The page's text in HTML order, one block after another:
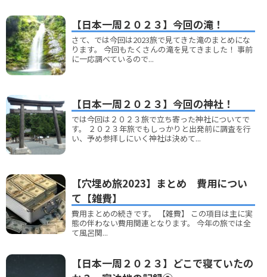
【日本一周２０２３】今回の滝！
さて、では今回は2023旅で見てきた滝のまとめにな
ります。 今回もたくさんの滝を見てきました！ 事前
に一応調べているので...
【日本一周２０２３】今回の神社！
では今回は２０２３旅で立ち寄った神社についてで
す。 ２０２３年旅でもしっかりと出発前に調査を行
い、予め参拝しにいく神社は決めて...
【穴埋め旅2023】まとめ 費用につい
て【雑費】
費用まとめの続きです。 【雑費】 この項目は主に実
態の伴わない費用関連となります。 今年の旅では全
て風呂関...
【日本一周２０２３】どこで寝ていたの